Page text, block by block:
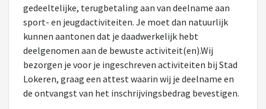
gedeeltelijke, terugbetaling aan van deelname aan
sport- en jeugdactiviteiten. Je moet dan natuurlijk
kunnen aantonen dat je daadwerkelijk hebt
deelgenomen aan de bewuste activiteit(en).Wij
bezorgen je voor je ingeschreven activiteiten bij Stad
Lokeren, graag een attest waarin wij je deelname en
de ontvangst van het inschrijvingsbedrag bevestigen.